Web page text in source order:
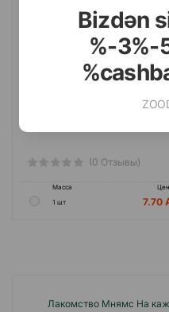
Bizdən
%-3%-
(0 Отзывы)
Масса
1 шт
7.70
Лакомство Мнямс На